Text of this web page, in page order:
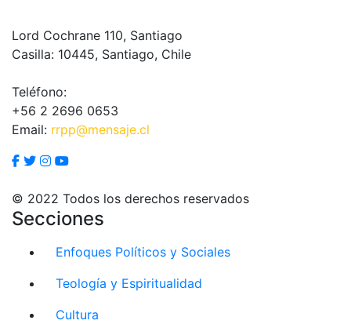
Lord Cochrane 110, Santiago
Casilla: 10445, Santiago, Chile
Teléfono:
+56 2 2696 0653
Email: rrpp@mensaje.cl
© 2022 Todos los derechos reservados
Secciones
Enfoques Políticos y Sociales
Teología y Espiritualidad
Cultura